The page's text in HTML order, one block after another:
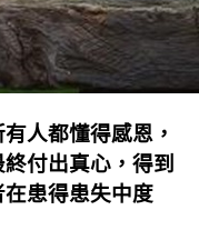
人都懂得感恩，
付出真心，得到
患得患失中度